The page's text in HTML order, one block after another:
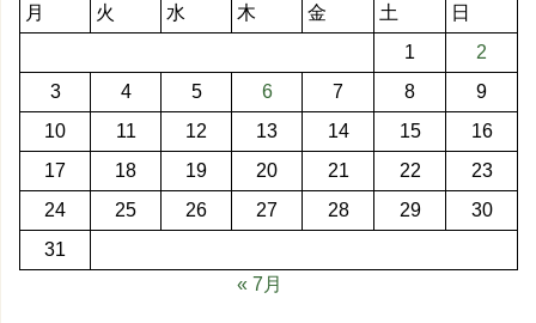
月 火 水 木 金 土
日
1
2
3
4 5 6 7 8
9
10
11 12 13 14 15
16
17
18 19 20 21 22
23
24
25 26 27 28 29
30
31
« 7月